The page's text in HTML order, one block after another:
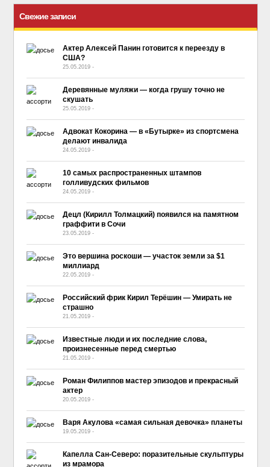
Свежие записи
Актер Алексей Панин готовится к переезду в
США?
25.05.2019 -
Деревянные муляжи — когда грушу точно не
скушать
25.05.2019 -
Адвокат Кокорина — в «Бутырке» из спортсмена
делают инвалида
24.05.2019 -
10 самых распространенных штампов
голливудских фильмов
24.05.2019 -
Децл (Кирилл Толмацкий) появился на памятном
граффити в Сочи
23.05.2019 -
Это вершина роскоши — участок земли за $1
миллиард
22.05.2019 -
Российский фрик Кирил Терёшин — Умирать не
страшно
21.05.2019 -
Известные люди и их последние слова,
произнесенные перед смертью
21.05.2019 -
Роман Филиппов мастер эпизодов и прекрасный
актер
20.05.2019 -
Варя Акулова «самая сильная девочка» планеты
19.05.2019 -
Капелла Сан-Северо: поразительные скульптуры
из мрамора